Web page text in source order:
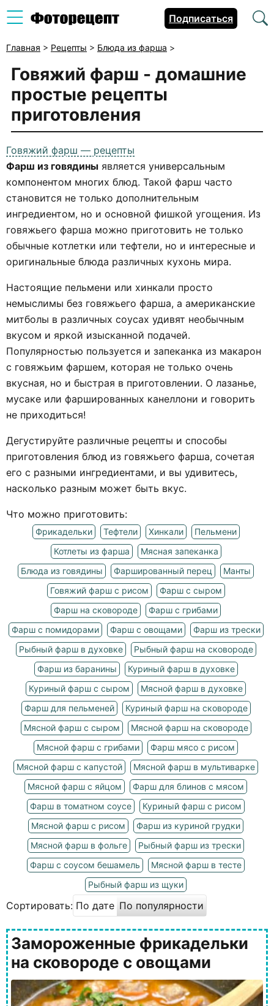
Подписаться
Главная > Рецепты > Блюда из фарша >
Говяжий фарш - домашние
простые рецепты
приготовления
Говяжий фарш — рецепты
Фарш из говядины является универсальным
компонентом многих блюд. Такой фарш часто
становится не только дополнительным
ингредиентом, но и основной фишкой угощения. Из
говяжьего фарша можно приготовить не только
обычные котлетки или тефтели, но и интересные и
оригинальные блюда различных кухонь мира.
Настоящие пельмени или хинкали просто
немыслимы без говяжьего фарша, а американские
митболы в различных соусах удивят необычным
вкусом и яркой изысканной подачей.
Популярностью пользуется и запеканка из макарон
с говяжьим фаршем, которая не только очень
вкусная, но и быстрая в приготовлении. О лазанье,
мусаке или фаршированных канеллони и говорить
не приходиться!
Дегустируйте различные рецепты и способы
приготовления блюд из говяжьего фарша, сочетая
его с разными ингредиентами, и вы удивитесь,
насколько разным может быть вкус.
Что можно приготовить:
Фрикадельки Тефтели Хинкали
Пельмени
Котлеты из фарша
Мясная запеканка
Блюда из говядины
Фаршированный перец
Манты
Говяжий фарш с рисом
Фарш с сыром
Фарш на сковороде
Фарш с грибами
Фарш с помидорами
Фарш с овощами
Фарш из трески
Рыбный фарш в духовке
Рыбный фарш на сковороде
Фарш из баранины
Куриный фарш в духовке
Куриный фарш с сыром
Мясной фарш в духовке
Фарш для пельменей
Куриный фарш на сковороде
Мясной фарш с сыром
Мясной фарш на сковороде
Мясной фарш с грибами
Фарш мясо с рисом
Мясной фарш с капустой
Мясной фарш в мультиварке
Мясной фарш с яйцом
Фарш для блинов с мясом
Фарш в томатном соусе
Куриный фарш с рисом
Мясной фарш с рисом
Фарш из куриной грудки
Мясной фарш в фольге
Рыбный фарш из трески
Фарш с соусом бешамель
Мясной фарш в тесте
Рыбный фарш из щуки
Сортировать: По дате По популярности
Замороженные фрикадельки
на сковороде с овощами